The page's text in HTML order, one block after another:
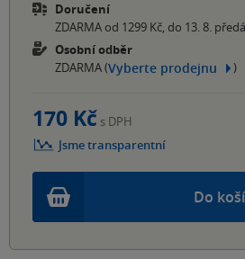
Doručení
ZDARMA od 1299 Kč, do 13. 8.
Osobní odběr
ZDARMA (Vyberte prodejnu )
Do
170 Kč s DPH
Jsme transparentní